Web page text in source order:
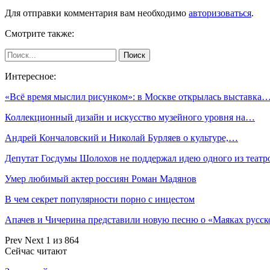
Для отправки комментария вам необходимо авторизоваться.
Смотрите также:
Интересное:
«Всё время мыслил рисунком»: в Москве открылась выставка…
Коллекционный дизайн и искусство музейного уровня на…
Андрей Кончаловский и Николай Бурляев о культуре,…
Депутат Госдумы Шолохов не поддержал идею одного из
Умер любимый актер россиян Роман Мадянов
В чем секрет популярности порно с инцестом
Апачев и Чичерина представили новую песню о «Маяках
Prev Next 1 из 864
Сейчас читают